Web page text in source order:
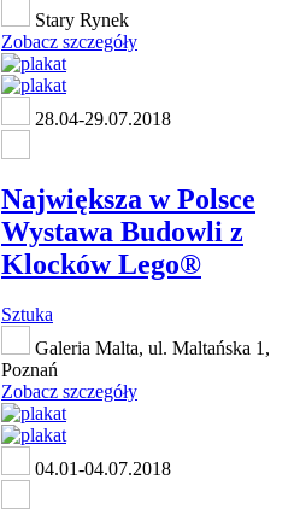
Stary Rynek
Zobacz szczegóły
28.04-29.07.2018
Największa w Polsce
Wystawa Budowli z
Klocków Lego®
Sztuka
Galeria Malta, ul. Maltańska 1,
Poznań
Zobacz szczegóły
04.01-04.07.2018